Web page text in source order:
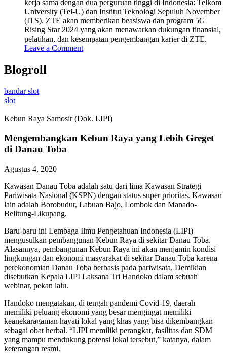
kerja sama dengan dua perguruan tinggi di Indonesia: Telkom
University (Tel-U) dan Institut Teknologi Sepuluh November
(ITS). ZTE akan memberikan beasiswa dan program 5G
Rising Star 2024 yang akan menawarkan dukungan finansial,
pelatihan, dan kesempatan pengembangan karier di ZTE.
Leave a Comment
Blogroll
bandar slot
slot
Kebun Raya Samosir (Dok. LIPI)
Mengembangkan Kebun Raya yang Lebih Greget
di Danau Toba
Agustus 4, 2020
Kawasan Danau Toba adalah satu dari lima Kawasan Strategi
Pariwisata Nasional (KSPN) dengan status super prioritas. Kawasan
lain adalah Borobudur, Labuan Bajo, Lombok dan Manado-
Belitung-Likupang.
Baru-baru ini Lembaga Ilmu Pengetahuan Indonesia (LIPI)
mengusulkan pembangunan Kebun Raya di sekitar Danau Toba.
Alasannya, pembangunan Kebun Raya ini akan menjamin kondisi
lingkungan dan ekonomi masyarakat di sekitar Danau Toba karena
perekonomian Danau Toba berbasis pada pariwisata. Demikian
disebutkan Kepala LIPI Laksana Tri Handoko dalam sebuah
webinar, pekan lalu.
Handoko mengatakan, di tengah pandemi Covid-19, daerah
memiliki peluang ekonomi yang besar mengingat memiliki
keanekaragaman hayati lokal yang khas yang bisa dikembangkan
sebagai obat herbal. “LIPI memiliki perangkat, fasilitas dan SDM
yang mampu mendukung potensi lokal tersebut,” katanya, dalam
keterangan resmi.